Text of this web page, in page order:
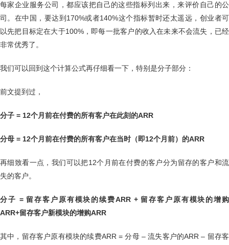
每家企业服务公司，都应该把自己的这些指标列出来，来评价自己的公
司。在中国，要达到170%或者140%这个指标暂时还太遥远，创业者可
以先把目标定在大于100%，即每一批客户的收入在未来不会流失，已经
非常优秀了。
我们可以回到这个计算公式再仔细看一下，特别是分子部分：
前文提到过，
分子 = 12个月前在付费的所有客户在此刻的ARR
分母 = 12个月前在付费的所有客户在当时（即12个月前）的ARR
再细致看一点，我们可以把12个月前在付费的客户分为留存的客户和流
失的客户。
分子 = 留存客户原有模块的续费ARR + 留存客户原有模块的增购
ARR+留存客户新模块的增购ARR
其中，留存客户原有模块的续费ARR = 分母 – 流失客户的ARR – 留存客